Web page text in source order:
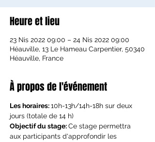
Heure et lieu
23 Nis 2022 09:00 – 24 Nis 2022 09:00
Héauville, 13 Le Hameau Carpentier, 50340
Héauville, France
À propos de l'événement
Les horaires: 10h-13h/14h-18h sur deux
jours (totale de 14 h)
Objectif du stage: Ce stage permettra
aux participants d'approfondir les